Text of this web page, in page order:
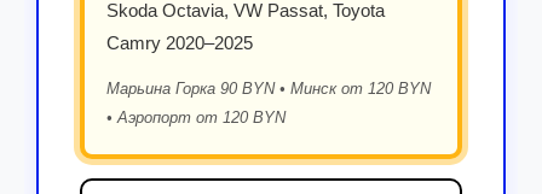
Skoda Octavia, VW Passat, Toyota
Camry 2020–2025
Марьина Горка 90 BYN • Минск от 120 BYN
• Аэропорт от 120 BYN